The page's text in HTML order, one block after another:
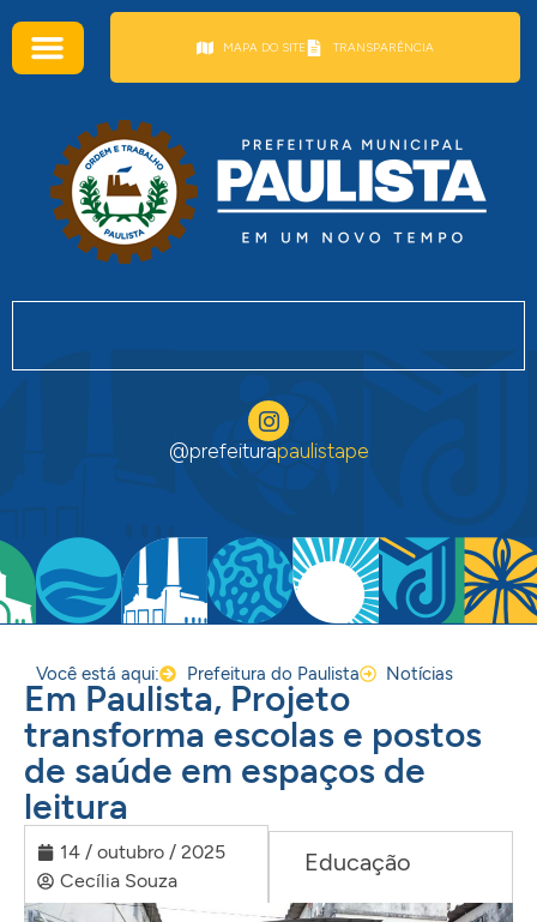
MAPA DO SITE TRANSPARÊNCIA
@prefeiturapaulistape
Você está aqui: Prefeitura do Paulista Notícias
Em Paulista, Projeto
transforma escolas e postos
de saúde em espaços de
leitura
14 / outubro / 2025
Cecília Souza
Educação